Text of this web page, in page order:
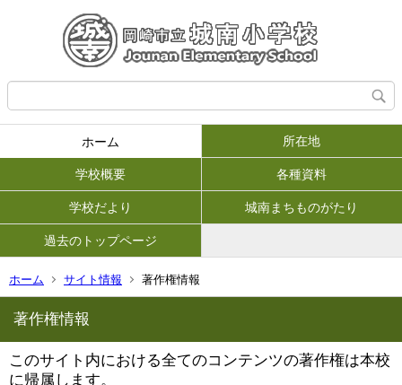
ホーム 所在地
学校概要 各種資料
学校だより 城南まちものがたり
過去のトップページ
ホーム サイト情報 著作権情報
著作権情報
このサイト内における全てのコンテンツの著作権は本校
に帰属します。